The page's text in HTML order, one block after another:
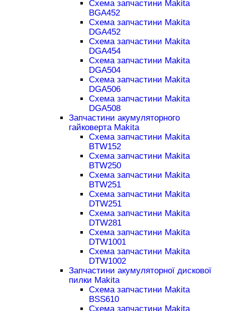
Схема запчастини Makita
BGA452
Схема запчастини Makita
DGA452
Схема запчастини Makita
DGA454
Схема запчастини Makita
DGA504
Схема запчастини Makita
DGA506
Схема запчастини Makita
DGA508
Запчастини акумуляторного
гайковерта Makita
Схема запчастини Makita
BTW152
Схема запчастини Makita
BTW250
Схема запчастини Makita
BTW251
Схема запчастини Makita
DTW251
Схема запчастини Makita
DTW281
Схема запчастини Makita
DTW1001
Схема запчастини Makita
DTW1002
Запчастини акумуляторної дискової
пилки Makita
Схема запчастини Makita
BSS610
Схема запчастини Makita